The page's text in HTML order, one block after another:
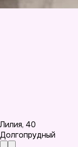
Лилия, 40
Долгопрудный